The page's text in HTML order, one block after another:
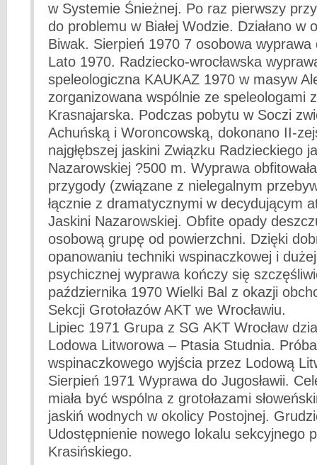
w Systemie Śnieżnej. Po raz pierwszy
do problemu w Białej Wodzie. Działano w
Biwak. Sierpień 1970 7 osobowa wyprawa
Lato 1970. Radziecko-wrocławska
speleologiczna KAUKAZ 1970 w masyw
zorganizowana wspólnie ze speleologami
Krasnajarska. Podczas pobytu w Soczi
Achuńską i Woroncowską, dokonano II-
najgłębszej jaskini Związku Radzieckiego
Nazarowskiej ?500 m. Wyprawa
przygody (związane z nielegalnym
łącznie z dramatycznymi w decydującym
Jaskini Nazarowskiej. Obfite opady
osobową grupę od powierzchni. Dzięki
opanowaniu techniki wspinaczkowej i
psychicznej wyprawa kończy się
października 1970 Wielki Bal z okazji
Sekcji Grotołazów AKT we Wrocławiu.
Lipiec 1971 Grupa z SG AKT Wrocław
Lodowa Litworowa – Ptasia Studnia. Próba
wspinaczkowego wyjścia przez Lodową
Sierpień 1971 Wyprawa do Jugosławii.
miała być wspólna z grotołazami
jaskiń wodnych w okolicy Postojnej.
Udostępnienie nowego lokalu sekcyjnego
Krasińskiego.